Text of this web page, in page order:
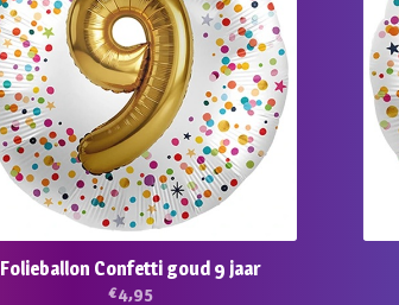
Folieballon Confetti goud 9 jaar
€4,95